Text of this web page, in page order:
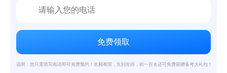
说明：您只需填写电话即可免费预约！名额有限，先到先得，前一百名还可免费获赠备考大礼包！